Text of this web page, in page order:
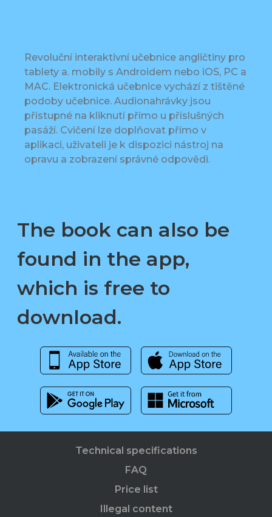
Revoluční interaktivní učebnice angličtiny pro
tablety a. mobily s Androidem nebo iOS, PC a
MAC. Elektronická učebnice vychází z tištěné
podoby učebnice. Audionahrávky jsou
přístupné na kliknutí přímo u příslušných
pasáží. Cvičení lze doplňovat přímo v
aplikaci, uživateli je k dispozici nástroj na
opravu a zobrazení správné odpovědi.
The book can also be
found in the app,
which is free to
download.
Technical specifications
FAQ
Price list
Illegal content